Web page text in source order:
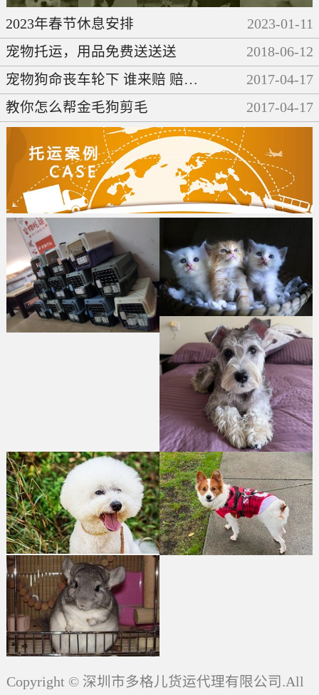
2023年春节休息安排 2023-01-11
宠物托运，用品免费送送送
2018-06-12
宠物狗命丧车轮下 谁来赔 赔多少
2017-04-17
教你怎么帮金毛狗剪毛
2017-04-17
Copyright © 深圳市多格儿货运代理有限公司.All